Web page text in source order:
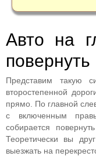
Авто на
повернуть
Представим такую
второстепенной
прямо. По главной
с включенным
собирается
Теоретически вы
выезжать на